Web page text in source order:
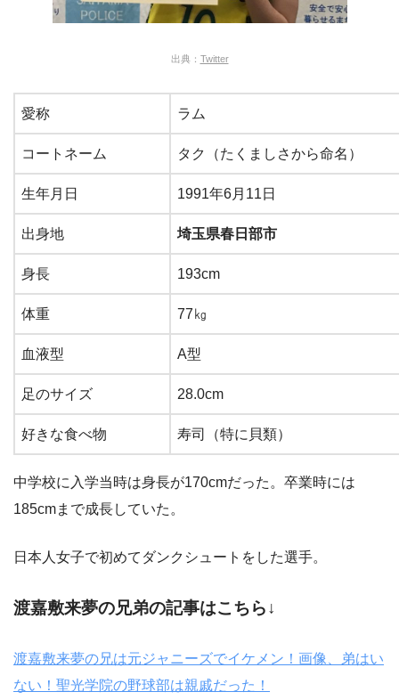
出典： Twitter
愛称 ラム
コートネーム タク（たくましさから命名）
生年月日 1991年6月11日
出身地 埼玉県春日部市
身長 193cm
体重 77㎏
血液型 A型
足のサイズ 28.0cm
好きな食べ物 寿司（特に貝類）
中学校に入学当時は身長が170cmだった。卒業時には
185cmまで成長していた。
日本人女子で初めてダンクシュートをした選手。
渡嘉敷来夢の兄弟の記事はこちら↓
渡嘉敷来夢の兄は元ジャニーズでイケメン！画像、弟はい
ない！聖光学院の野球部は親戚だった！